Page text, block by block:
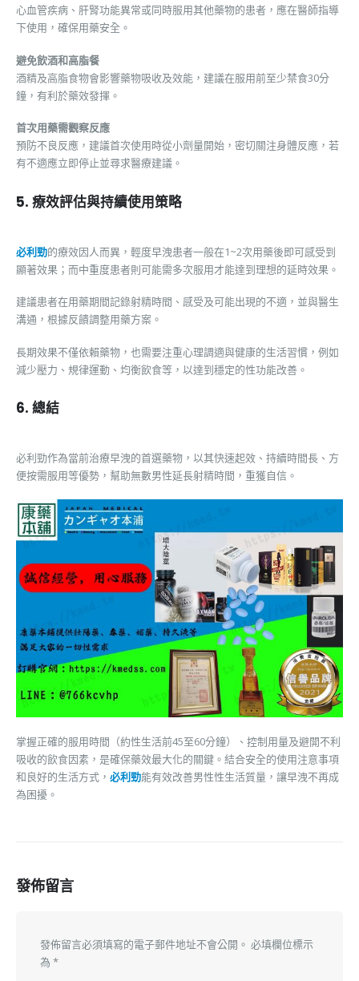
心血管疾病、肝腎功能異常或同時服用其他藥物的患者，應在醫師指導
下使用，確保用藥安全。
避免飲酒和高脂餐
酒精及高脂食物會影響藥物吸收及效能，建議在服用前至少禁食30分
鐘，有利於藥效發揮。
首次用藥需觀察反應
預防不良反應，建議首次使用時從小劑量開始，密切關注身體反應，若
有不適應立即停止並尋求醫療建議。
5. 療效評估與持續使用策略
必利勁的療效因人而異，輕度早洩患者一般在1~2次用藥後即可感受到
顯著效果；而中重度患者則可能需多次服用才能達到理想的延時效果。
建議患者在用藥期間記錄射精時間、感受及可能出現的不適，並與醫生
溝通，根據反饋調整用藥方案。
長期效果不僅依賴藥物，也需要注重心理調適與健康的生活習慣，例如
減少壓力、規律運動、均衡飲食等，以達到穩定的性功能改善。
6. 總結
必利勁作為當前治療早洩的首選藥物，以其快速起效、持續時間長、方
便按需服用等優勢，幫助無數男性延長射精時間，重獲自信。
掌握正確的服用時間（約性生活前45至60分鐘）、控制用量及避開不利
吸收的飲食因素，是確保藥效最大化的關鍵。結合安全的使用注意事項
和良好的生活方式， 必利勁能有效改善男性性生活質量，讓早洩不再成
為困擾。
發佈留言
發佈留言必須填寫的電子郵件地址不會公開。 必填欄位標示
為 *